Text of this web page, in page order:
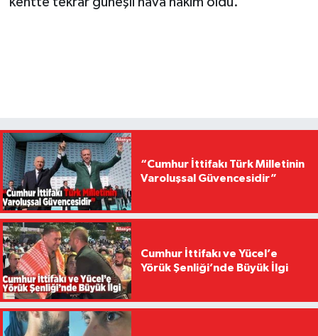
“Cumhur İttifakı Türk Milletinin
Varoluşsal Güvencesidir”
Cumhur İttifakı ve Yücel’e
Yörük Şenliği’nde Büyük İlgi